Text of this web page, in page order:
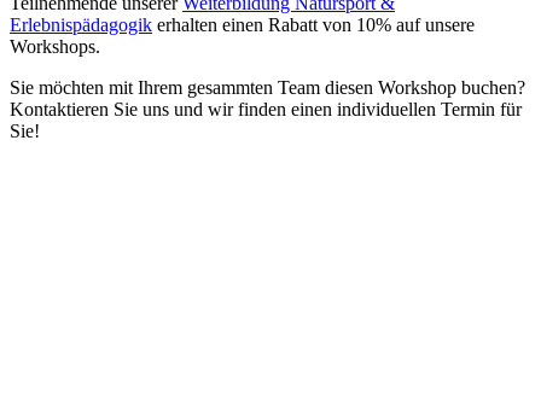
Erlebnispädagogik erhalten einen Rabatt von 10% auf unsere
Workshops.
Sie möchten mit Ihrem gesammten Team diesen Workshop buchen?
Kontaktieren Sie uns und wir finden einen individuellen Termin für
Sie!